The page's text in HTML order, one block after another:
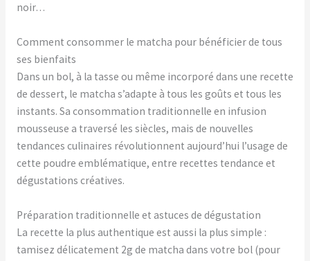
noir…
Comment consommer le matcha pour bénéficier de tous
ses bienfaits
Dans un bol, à la tasse ou même incorporé dans une recette
de dessert, le matcha s’adapte à tous les goûts et tous les
instants. Sa consommation traditionnelle en infusion
mousseuse a traversé les siècles, mais de nouvelles
tendances culinaires révolutionnent aujourd’hui l’usage de
cette poudre emblématique, entre recettes tendance et
dégustations créatives.
Préparation traditionnelle et astuces de dégustation
La recette la plus authentique est aussi la plus simple :
tamisez délicatement 2g de matcha dans votre bol (pour